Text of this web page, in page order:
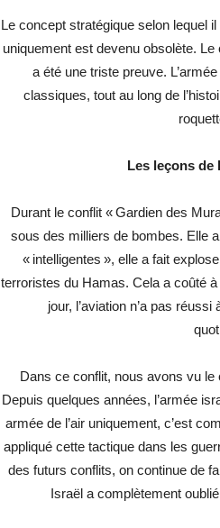
Le concept stratégique selon lequel il
uniquement est devenu obsolète.
a été une triste preuve.
classiques, tout au long de
Les leçons de
Durant le conflit « Gardien des
sous des milliers de bombes. Elle
« intelligentes », elle a fait
terroristes du Hamas. Cela a coûté
jour, l’aviation n’a pas
Dans ce conflit, nous avons vu le
Depuis quelques années, l’armée
armée de l’air uniquement, c’est
appliqué cette tactique dans les
des futurs conflits, on continue de
Israël a complètement